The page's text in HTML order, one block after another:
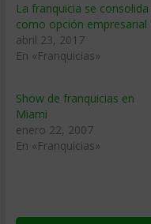
La franquicia se consolida
como opción empresarial
abril 23, 2017
En «Franquicias»
Show de franquicias en
Miami
enero 22, 2007
En «Franquicias»